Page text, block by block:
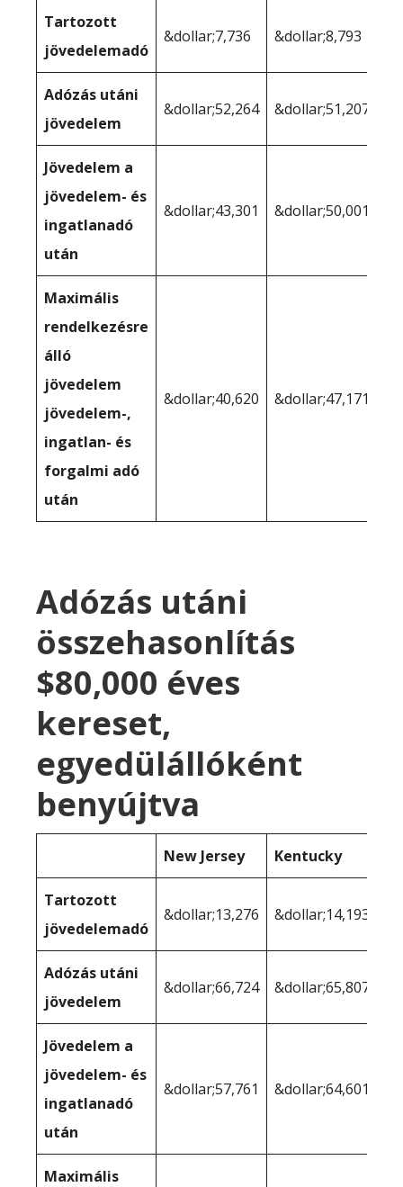
Tartozott
jövedelemadó
&dollar;7,736 &dollar;8,793
Adózás utáni
jövedelem
&dollar;52,264 &dollar;51,207
Jövedelem a
jövedelem- és
ingatlanadó
után
&dollar;43,301 &dollar;50,001
Maximális
rendelkezésre
álló
jövedelem
jövedelem-,
ingatlan- és
forgalmi adó
után
&dollar;40,620 &dollar;47,171
Adózás utáni
összehasonlítás
$80,000 éves
kereset,
egyedülállóként
benyújtva
New Jersey Kentucky
Tartozott
jövedelemadó
&dollar;13,276 &dollar;14,193
Adózás utáni
jövedelem
&dollar;66,724 &dollar;65,807
Jövedelem a
jövedelem- és
ingatlanadó
után
&dollar;57,761 &dollar;64,601
Maximális